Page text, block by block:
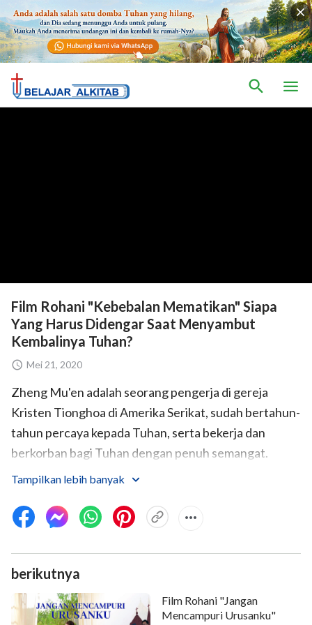
Film Rohani "Kebebalan Mematikan" Siapa
Yang Harus Didengar Saat Menyambut
Kembalinya Tuhan?
Mei 21, 2020
Zheng Mu'en adalah seorang pengerja di gereja
Kristen Tionghoa di Amerika Serikat, sudah bertahun-
tahun percaya kepada Tuhan, serta bekerja dan
berkorban bagi Tuhan dengan penuh semangat.
Suatu hari, bibinya bersaksi kepadanya bahwa Tuhan
kebenaran dan melakukan pekerjaan menghakimi dan
menyucikan manusia di akhir zaman. Berita ini
membuatnya sangat gembira. Setelah membaca
firman Tuhan
berbagai film dan video dari Gereja Tuhan Yang
Mahakuasa, hati Zheng Mu'en yakin bahwa firman
Tampilkan lebih banyak
berikutnya
Film Rohani "Jangan
Mencampuri Urusanku"